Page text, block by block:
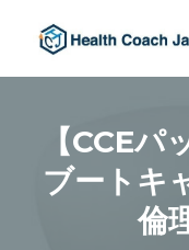
【CCE
ブートキ
倫